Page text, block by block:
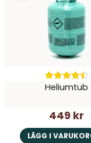
Heliumtub
449 kr
LÄGG I